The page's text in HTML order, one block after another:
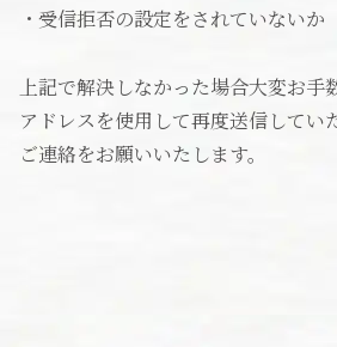
・受信拒否の設定をされていないか
上記で解決しなかった場合大変お手
アドレスを使用して再度送信してい
ご連絡をお願いいたします。